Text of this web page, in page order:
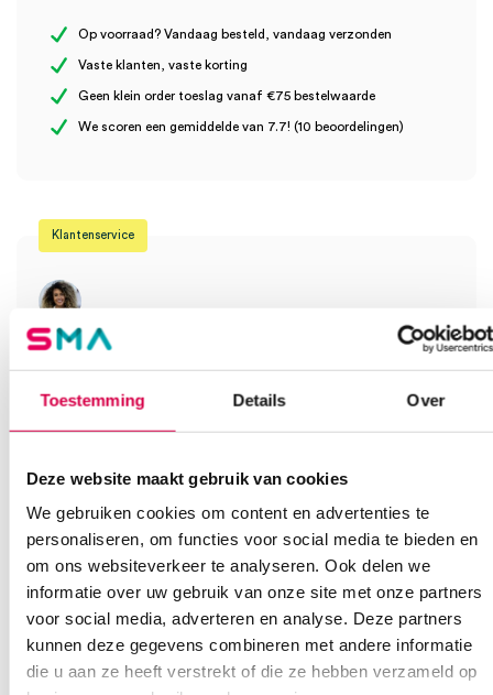
Toestemming Details Over
Deze website maakt gebruik van cookies
We gebruiken cookies om content en advertenties te
personaliseren, om functies voor social media te bieden en
om ons websiteverkeer te analyseren. Ook delen we
informatie over uw gebruik van onze site met onze partners
voor social media, adverteren en analyse. Deze partners
kunnen deze gegevens combineren met andere informatie
die u aan ze heeft verstrekt of die ze hebben verzameld op
(10)” te beoordelen
Op voorraad? Vandaag besteld, vandaag verzonden
Vaste klanten, vaste korting
Geen klein order toeslag vanaf €75 bestelwaarde
We scoren een gemiddelde van 7.7! (10 beoordelingen)
Klantenservice
Heb je een vraag?
Vind je antwoord snel en makkelijk op onze klantenservice pagina.
Onze klantenservice is bereikbaar van maandag t/m vrijdag van
Bel Anca E-mail Anca Contactformulier